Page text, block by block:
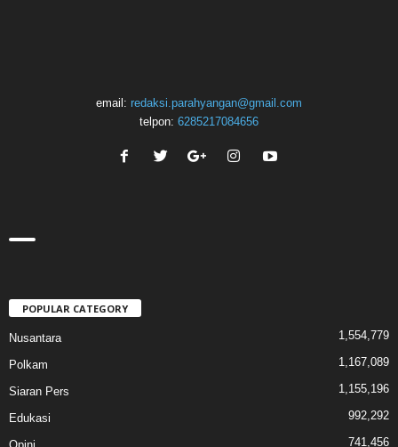
email: redaksi.parahyangan@gmail.com
telpon: 6285217084656
POPULAR CATEGORY
Nusantara 1,554,779
Polkam 1,167,089
Siaran Pers 1,155,196
Edukasi 992,292
741,456